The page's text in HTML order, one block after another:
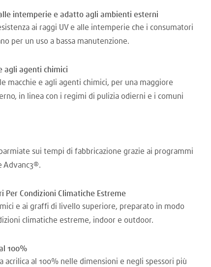
intemperie e adatto agli ambienti esterni
ai raggi UV e alle intemperie che i consumatori
per un uso a bassa manutenzione.
agli agenti chimici
macchie e agli agenti chimici, per una maggiore
in linea con i regimi di pulizia odierni e i comuni
sui tempi di fabbricazione grazie ai programmi
Advanc3®.
Per Condizioni Climatiche Estreme
e ai graffi di livello superiore, preparato in modo
climatiche estreme, indoor e outdoor.
100%
acrilica al 100% nelle dimensioni e negli spessori più